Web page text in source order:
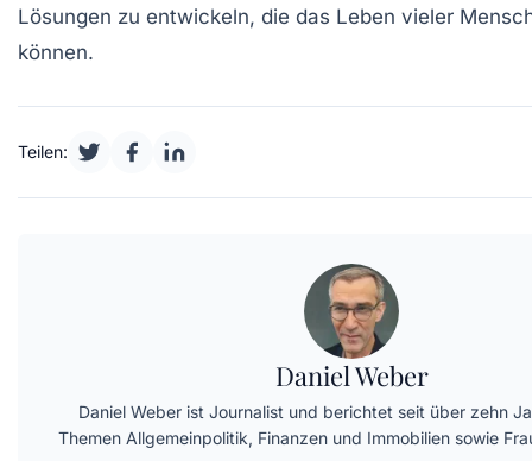
Lösungen zu entwickeln, die das Leben vieler
können.
Teilen:
Daniel Weber
Daniel Weber ist Journalist und berichtet seit über zehn
Themen Allgemeinpolitik, Finanzen und Immobilien sowie